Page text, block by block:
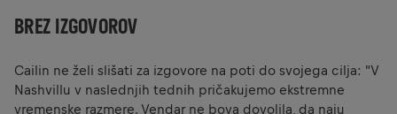
BREZ IZGOVOROV
Cailin ne želi slišati za izgovore na poti do svojega cilja: "V
Nashvillu v naslednjih tednih pričakujemo ekstremne
vremenske razmere. Vendar ne bova dovolila, da naju